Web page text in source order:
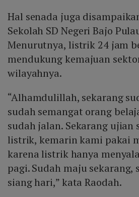
Hal senada juga
Sekolah SD Negeri Bajo
Menurutnya, listrik 24 jam
mendukung kemajuan
wilayahnya.
“Alhamdulillah, sekarang
sudah semangat orang
sudah jalan. Sekarang ujian
listrik, kemarin kami pakai
karena listrik hanya
pagi. Sudah maju sekarang,
siang hari,” kata Raodah.